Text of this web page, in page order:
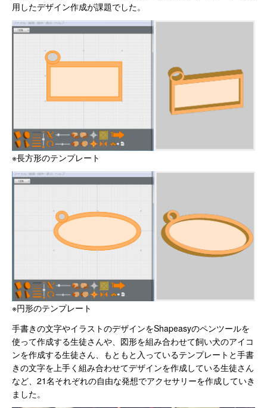
用したデザイン作成が課題でした。
※長方形のテンプレート
※円形のテンプレート
手書きの文字やイラストのデザインをShapeasyのペンツールを
使って作成する生徒さんや、図形を組み合わせて飼い犬のアイコ
ンを作成する生徒さん、もともと入っているテンプレートと手書
きの文字を上手く組み合わせてデザインを作成している生徒さん
など、21名それぞれの自由な発想でアクセサリーを作成していき
ました。